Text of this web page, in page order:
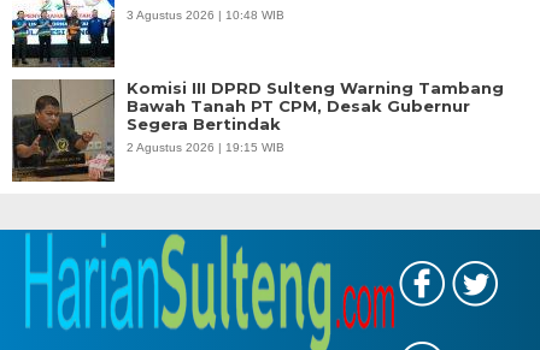
3 Agustus 2026 | 10:48 WIB
Komisi III DPRD Sulteng Warning Tambang
Bawah Tanah PT CPM, Desak Gubernur
Segera Bertindak
2 Agustus 2026 | 19:15 WIB